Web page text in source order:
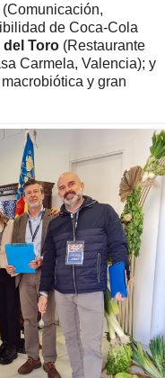
(Comunicación,
de Coca-Cola
Toro (Restaurante
Carmela, Valencia); y
y gran